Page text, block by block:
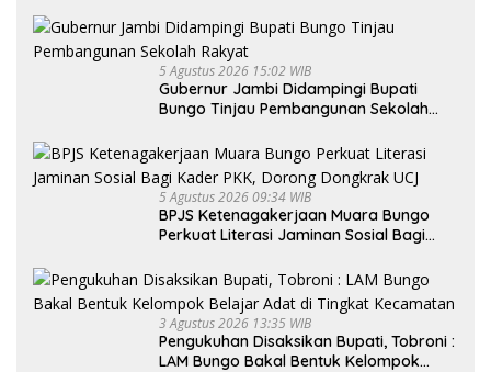
5 Agustus 2026 15:02 WIB
Gubernur Jambi Didampingi Bupati
Bungo Tinjau Pembangunan Sekolah
5 Agustus 2026 09:34 WIB
BPJS Ketenagakerjaan Muara Bungo
Perkuat Literasi Jaminan Sosial Bagi
3 Agustus 2026 13:35 WIB
Pengukuhan Disaksikan Bupati, Tobroni :
LAM Bungo Bakal Bentuk Kelompok